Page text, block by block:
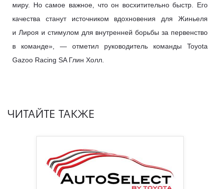
миру. Но самое важное, что он восхитительно быстр. Его
качества станут источником вдохновения для Жиньеля
и Лироя и стимулом для внутренней борьбы за первенство
в команде», — отметил руководитель команды Toyota
Gazoo Racing SA Глин Холл.
ЧИТАЙТЕ ТАКЖЕ